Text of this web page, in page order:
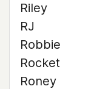
Riley
RJ
Robbie
Rocket
Roney